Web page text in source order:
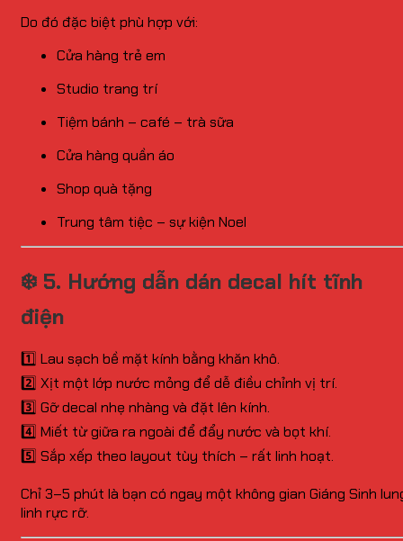
Do đó đặc biệt phù hợp với:
Cửa hàng trẻ em
Studio trang trí
Tiệm bánh – café – trà sữa
Cửa hàng quần áo
Shop quà tặng
Trung tâm tiệc – sự kiện Noel
❄️ 5. Hướng dẫn dán decal hít tĩnh
điện
1️⃣ Lau sạch bề mặt kính bằng khăn khô.
2️⃣ Xịt một lớp nước mỏng để dễ điều chỉnh vị trí.
3️⃣ Gỡ decal nhẹ nhàng và đặt lên kính.
4️⃣ Miết từ giữa ra ngoài để đẩy nước và bọt khí.
5️⃣ Sắp xếp theo layout tùy thích – rất linh hoạt.
Chỉ 3–5 phút là bạn có ngay một không gian Giáng Sinh
linh rực rỡ.